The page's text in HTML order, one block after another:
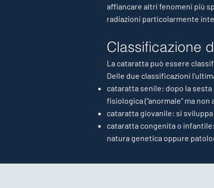
affiancare altri fenomeni più
radiazioni particolarmente
Classificazione
La cataratta può essere
Delle due classificazioni
cataratta senile: dopo la
fisiologica (“anormale” ma
cataratta giovanile: si
cataratta congenita o
natura genetica oppure